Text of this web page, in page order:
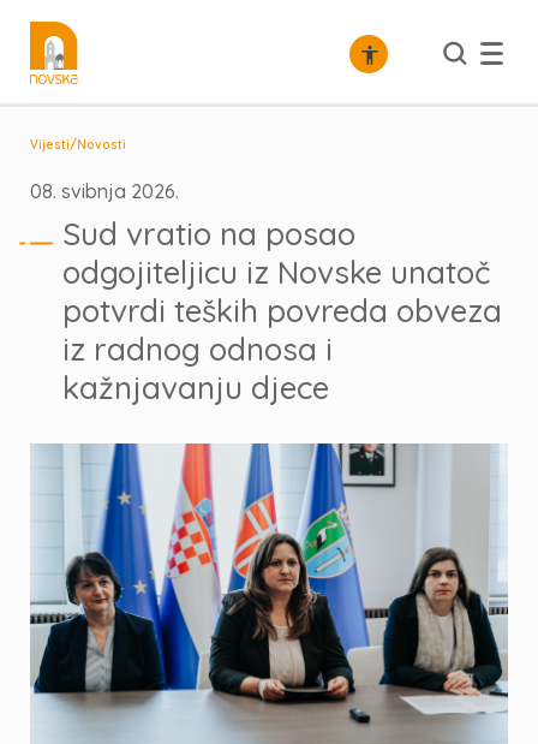
Vijesti/Novosti
08. svibnja 2026.
Sud vratio na posao
odgojiteljicu iz Novske unatoč
potvrdi teških povreda obveza
iz radnog odnosa i
kažnjavanju djece